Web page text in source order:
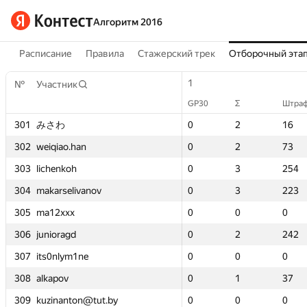
Алгоритм 2016
Расписание Правила Стажерский трек Отборочный
№ Участник 1
GP30 Σ
301 みさわ 0 2
16
302 weiqiao.han 0 2
73
303 lichenkoh 0 3
254
304 makarselivanov 0 3
223
305
ma12xxx 0 0
0
306 junioragd 0 2
242
307
its0nlym1ne 0 0
0
308 alkapov 0 1
37
309 kuzinanton@tut.by 0 0
0
1
GP30
0
—
0
—
0
—
0
—
0
0
—
0
0
0
0
№ Участник 1
GP30 Σ
301 みさわ 0 2
16
302 weiqiao.han 0 2
73
303 lichenkoh 0 3
254
304 makarselivanov 0 3
223
305
ma12xxx 0 0
0
306 junioragd 0 2
242
307
its0nlym1ne 0 0
0
308 alkapov 0 1
37
309 kuzinanton@tut.by 0 0
0
№ Участник 1
GP30 Σ
301 みさわ 0 2
16
302 weiqiao.han 0 2
73
303 lichenkoh 0 3
254
304 makarselivanov 0 3
223
305
ma12xxx 0 0
0
306 junioragd 0 2
242
307
its0nlym1ne 0 0
0
308 alkapov 0 1
37
309 kuzinanton@tut.by 0 0
0
1
GP30
0
—
0
—
0
—
0
—
0
0
—
0
0
0
0
№ Участник 1
GP30 Σ
301 みさわ 0 2
16
302 weiqiao.han 0 2
73
303 lichenkoh 0 3
254
304 makarselivanov 0 3
223
305
ma12xxx 0 0
0
306 junioragd 0 2
242
307
its0nlym1ne 0 0
0
308 alkapov 0 1
37
309 kuzinanton@tut.by 0 0
0